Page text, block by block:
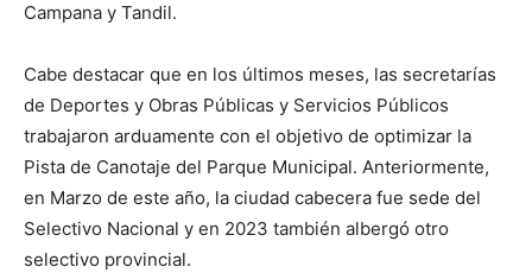
Campana y Tandil.
Cabe destacar que en los últimos meses, las secretarías
de Deportes y Obras Públicas y Servicios Públicos
trabajaron arduamente con el objetivo de optimizar la
Pista de Canotaje del Parque Municipal. Anteriormente,
en Marzo de este año, la ciudad cabecera fue sede del
Selectivo Nacional y en 2023 también albergó otro
selectivo provincial.